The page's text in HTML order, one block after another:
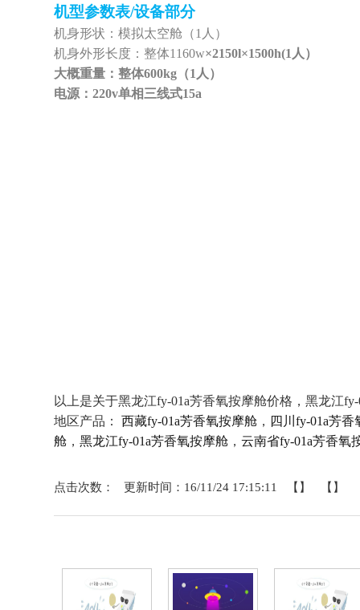
机型参数表/设备部分
机身形状：模拟太空舱（1人）
机身外形长度：整体1160w×2150l×1500h(1人）
大概重量：整体600kg（1人）
电源： 220v单相三线式15a
以上是关于黑龙江fy-01a芳香氧按摩舱价格，黑龙江
地区产品： 西藏fy-01a芳香氧按摩舱， 四川fy-01a芳香
舱， 黑龙江fy-01a芳香氧按摩舱， 云南省fy-01a芳香氧
点击次数： 更新时间：16/11/24 17:15:11 【】 【】